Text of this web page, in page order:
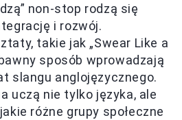
non-stop rodzą się
i rozwój.
takie jak „Swear Like a
sposób wprowadzają
slangu anglojęzycznego.
uczą nie tylko języka, ale
różne grupy społeczne